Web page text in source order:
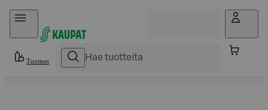
Hyppää sisältöön
Tuotteet